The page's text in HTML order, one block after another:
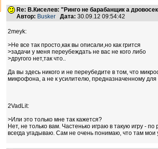
Re: В.Киселев: "Ринго не барабанщик а
Автор: Busker Дата: 30.09.12 09:54:42
2meyk:
>Не все так просто,как вы описали,но как грится
>задачи у меня переубеждать не вас не кого либо
>другого нет,так что..
Да вы здесь никого и не переубедите в том, что
микрофона, а не к усилителю, предназначенному
2VadLit:
>Или это только мне так кажется?
Нет, не только вам. Частенько играю в такую игру -
всегда угадываю. Сам не очень понимаю, что там